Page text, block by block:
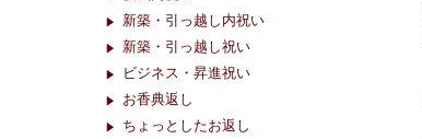
新築・引っ越し内祝い
新築・引っ越し祝い
ビジネス・昇進祝い
お香典返し
ちょっとしたお返し